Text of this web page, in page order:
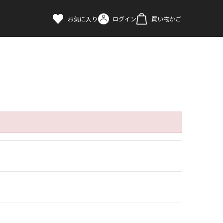
お気に入り ログイン 買い物かご